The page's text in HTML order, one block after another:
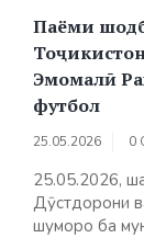
Паёми
Эмомалӣ
футбол
25.05.2026 0
25.05.2026,
Дӯстдорони
шуморо ба